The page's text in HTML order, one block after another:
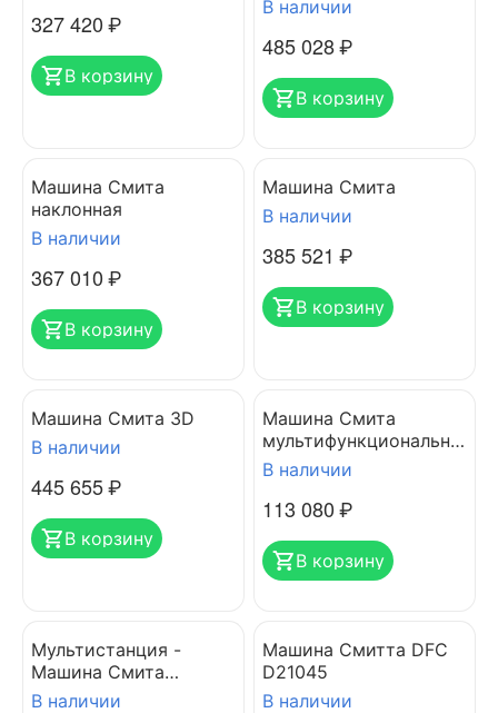
327 420₽
В корзину
В наличии
485 028₽
В корзину
Машина Смита
наклонная
В наличии
367 010₽
В корзину
Машина Смита
В наличии
385 521 ₽
В корзину
Машина Смита 3D
В наличии
445 655₽
В корзину
Машина Смита
мультифункциональна
я VICTORYFIT VF-
В наличии
113 080₽
В корзину
Мультистанция -
Машина Смита
STONERISE DSM834
В наличии
Машина Смитта DFC
D21045
В наличии